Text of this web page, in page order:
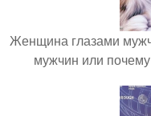
Женщина глазами
мужчин или